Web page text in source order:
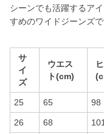
シーンでも活躍するア
すめのワイドジーンズで
サ
イ
ズ
ウエス
ト(cm)
25 65 98
26 68 101